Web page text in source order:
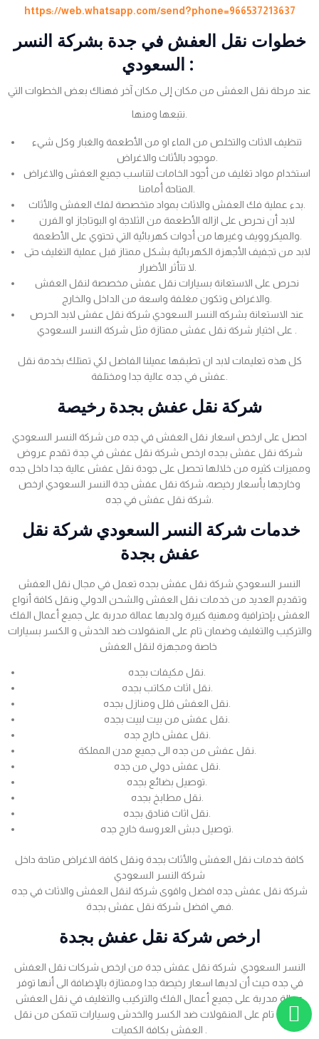
https://web.whatsapp.com/send?phone=966537213637
خطوات نقل العفش في جدة بشركة النسر
السعودي :
عند مرحلة نقل العفش من مكان إلى مكان آخر فهناك بعض الخطوات التي
تنظيف الاثاث والتخلص من الماء او من الأطعمة والغبار وكل شيء
استخدام مواد تغليف من أجود الخامات لتناسب جميع العفش والاغراض
لابد أن نحرص على ازاله الأطعمة من الثلاجة او البوتاجاز او الفرن
لابد من تجفيف الأجهزة الكهربائية بشكل ممتاز قبل عملية التغليف حتى
نحرص على الاستعانة بسيارات نقل عفش مخصصة لنقل العفش
عند الاستعانة بشركه النسر السعودي شركة نقل عفش لابد الحرص
كل هذه تعليمات لابد ان تطبقها عميلنا الفاضل لكي تمتلك بخدمة نقل
شركة نقل عفش بجدة رخيصة
احصل على ارخص اسعار نقل العفش في جده من شركة النسر السعودي
شركة نقل عفش بجده ارخص شركة نقل عفش في جدة تقدم عروض
ومميزات كثيره من خلالها تحصل على جودة نقل عفش عالية جدا داخل جده
وخارجها بأسعار رخيصه، شركة نقل عفش جدة النسر السعودي ارخص
عفش بجدة
النسر السعودي شركة نقل عفش بجده تعمل في مجال نقل العفش
وتقديم العديد من خدمات نقل العفش والشحن الدولي ونقل كافة أنواع
العفش بإحترافية ومهنية كبيرة ولديها عمالة مدربة على جميع أعمال الفك
والتركيب والتغليف وضمان تام على المنقولات ضد الخدش و الكسر بسيارات
كافة خدمات نقل العفش والأثاث بجدة ونقل كافة الاغراض متاحة داخل
شركة النسر السعودي
شركة نقل عفش جده افضل واقوى شركة لنقل العفش والاثاث في جده
ارخص شركة نقل عفش بجدة
النسر السعودي شركة نقل عفش جدة من ارخص شركات نقل العفش
في جده حيث أن لديها اسعار رخيصة جدا وممتازة بالإضافة الى أنها توفر
عمالة مدربة على جميع أعمال الفك والتركيب والتغليف في نقل العفش
بضمان تام على المنقولات ضد الكسر والخدش وسيارات تتمكن من نقل